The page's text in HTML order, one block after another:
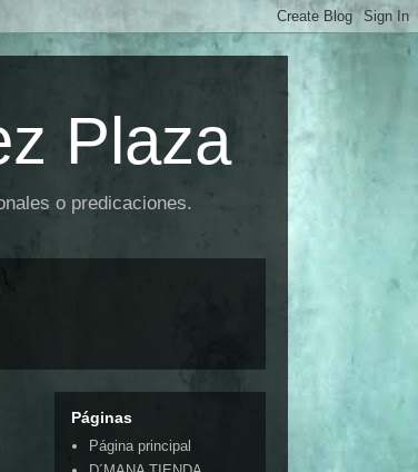
Plaza
o predicaciones.
Páginas
Página principal